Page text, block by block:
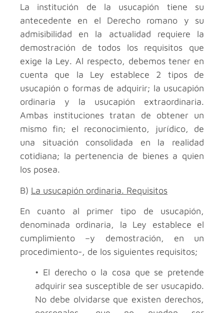
La institución de la usucapión tiene su
antecedente en el Derecho romano y su
admisibilidad en la actualidad requiere la
demostración de todos los requisitos que
exige la Ley. Al respecto, debemos tener en
cuenta que la Ley establece 2 tipos de
usucapión o formas de adquirir; la usucapión
ordinaria y la usucapión extraordinaria.
Ambas instituciones tratan de obtener un
mismo fin; el reconocimiento, jurídico, de
una situación consolidada en la realidad
cotidiana; la pertenencia de bienes a quien
los posea.
B) La usucapión ordinaria. Requisitos
En cuanto al primer tipo de usucapión,
denominada ordinaria, la Ley establece el
cumplimiento –y demostración, en un
procedimiento-, de los siguientes requisitos;
• El derecho o la cosa que se pretende
adquirir sea susceptible de ser usucapido.
No debe olvidarse que existen derechos,